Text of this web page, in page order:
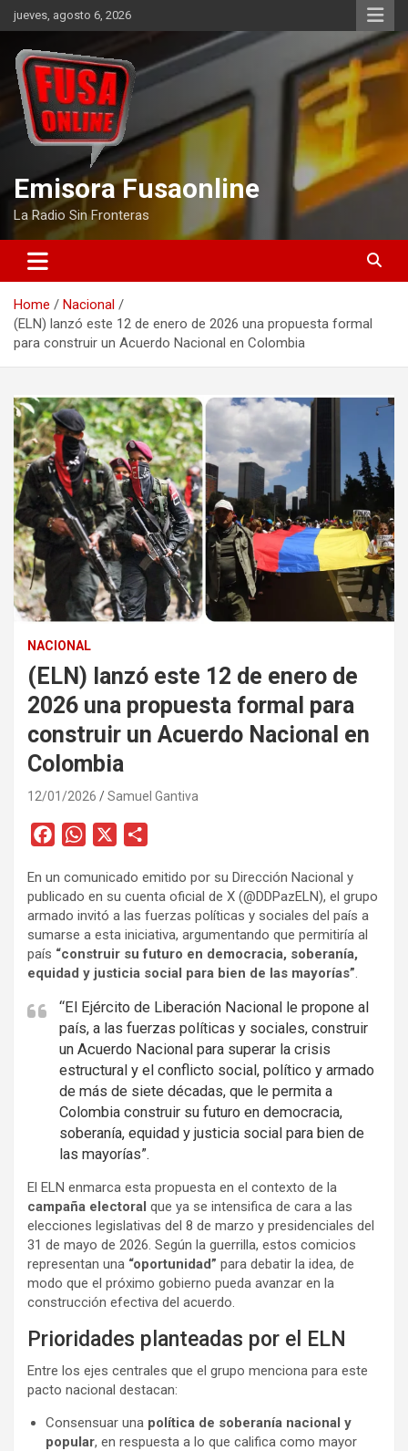
Skip
to
content
jueves, agosto 6, 2026
Emisora Fusaonline
La Radio Sin Fronteras
Home
Nacional
(ELN) lanzó este 12 de enero de 2026 una propuesta formal
para construir un Acuerdo Nacional en Colombia
NACIONAL
(ELN) lanzó este 12 de enero de
2026 una propuesta formal para
construir un Acuerdo Nacional en
Colombia
12/01/2026 Samuel Gantiva
c
e
b
o
o
k
W
a
t
s
A
p
p
m
p
a
r
t
r
En un comunicado emitido por su Dirección Nacional y
publicado en su cuenta oficial de X (@DDPazELN), el grupo
armado invitó a las fuerzas políticas y sociales del país a
sumarse a esta iniciativa, argumentando que permitiría al
país “construir su futuro en democracia, soberanía,
equidad y justicia social para bien de las mayorías”.
“El Ejército de Liberación Nacional le propone al
país, a las fuerzas políticas y sociales, construir
un Acuerdo Nacional para superar la crisis
estructural y el conflicto social, político y armado
de más de siete décadas, que le permita a
Colombia construir su futuro en democracia,
soberanía, equidad y justicia social para bien de
las mayorías”.
El ELN enmarca esta propuesta en el contexto de la
campaña electoral que ya se intensifica de cara a las
elecciones legislativas del 8 de marzo y presidenciales del
31 de mayo de 2026. Según la guerrilla, estos comicios
representan una “oportunidad” para debatir la idea, de
modo que el próximo gobierno pueda avanzar en la
construcción efectiva del acuerdo.
Prioridades planteadas por el ELN
Entre los ejes centrales que el grupo menciona para este
pacto nacional destacan:
Consensuar una política de soberanía nacional y
popular, en respuesta a lo que califica como mayor